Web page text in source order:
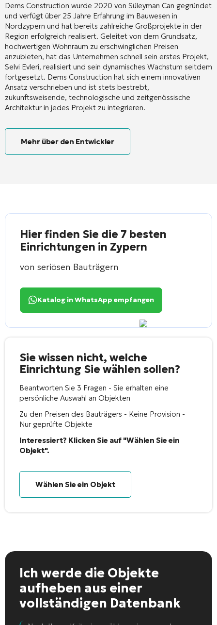
Dems Construction wurde 2020 von Süleyman Can gegründet
und verfügt über 25 Jahre Erfahrung im Bauwesen in
Nordzypern und hat bereits zahlreiche Großprojekte in der
Region erfolgreich realisiert. Geleitet von dem Grundsatz,
hochwertigen Wohnraum zu erschwinglichen Preisen
anzubieten, hat das Unternehmen schnell sein erstes Projekt,
Selvi Evleri, realisiert und sein dynamisches Wachstum seitdem
fortgesetzt. Dems Construction hat sich einem innovativen
Ansatz verschrieben und ist stets bestrebt,
zukunftsweisende, technologische und zeitgenössische
Architektur in jedes Projekt zu integrieren.
Mehr über den Entwickler
Hier finden Sie die 7 besten
Einrichtungen in Zypern
von seriösen Bauträgern
Katalog in WhatsApp empfangen
Sie wissen nicht, welche
Einrichtung Sie wählen sollen?
Beantworten Sie 3 Fragen - Sie erhalten eine
persönliche Auswahl an Objekten
Zu den Preisen des Bauträgers - Keine Provision -
Nur geprüfte Objekte
Interessiert? Klicken Sie auf "Wählen Sie ein
Objekt".
Wählen Sie ein Objekt
Ich werde die Objekte
aufheben aus einer
vollständigen Datenbank